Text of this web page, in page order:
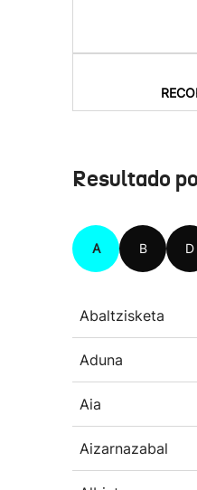
Resultado
A B D
Abaltzisketa
Aduna
Aia
Aizarnazabal